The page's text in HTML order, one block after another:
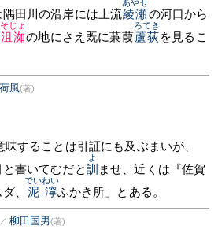
田川の沿岸には上流綾瀬
あやせ
の河口から
沮洳
そじょ
の地にさえ既に蒹葭蘆荻
ろてき
を見るこ
風(著)
味することは引証にも及ぶまいが、
と書いてむだと訓
よ
ませ、近くは『佐賀
、 泥濘
でいねい
ふかき所」とある。
／ 柳田国男(著)